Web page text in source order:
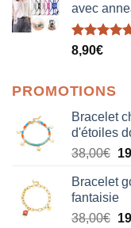
avec
Note5.00
8,90€
PROMOTIONS
Bracelet
d'étoiles
38,00€ Le
Bracelet
fantaisie
38,00€ Le